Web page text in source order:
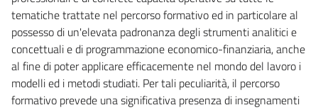
tematiche trattate nel percorso formativo ed in particolare al
possesso di un'elevata padronanza degli strumenti analitici e
concettuali e di programmazione economico-finanziaria, anche
al fine di poter applicare efficacemente nel mondo del lavoro i
modelli ed i metodi studiati. Per tali peculiarità, il percorso
formativo prevede una significativa presenza di insegnamenti